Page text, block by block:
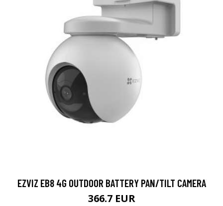
EZVIZ EB8 4G OUTDOOR BATTERY PAN/TILT CAMERA
366.7 EUR